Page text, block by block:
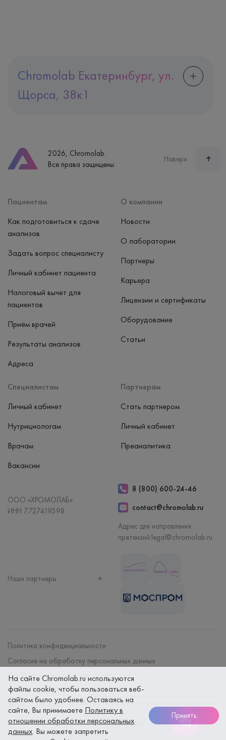
Chromolab Екатеринбург, ул.
Щорса, 38к1
Часы работы
пн-вс: 7:30-15:00
2026, Chromolab.
Все права защищены.
Наверх
Пациентам
Как подготовиться к сдаче
анализов
Задать вопрос специалисту
Личный кабинет пациента
Налоговый вычет для
пациентов
Приём врачей
Результаты анализов
Адреса
Специалистам
Личный кабинет
Нутрициологам
Врачам
Вакансии
Партнерам
Стать партнером
Личный кабинет
Преаналитика
О компании
Новости
О лаборатории
Партнеры
Карьера
Лицензии и сертификаты
Оборудование
Статьи
ООО «ХРОМОЛАБ»
ИНН 7727419598
8 (800) 600-24-46
contact@chromolab.ru
Адрес для направления
претензий:legal@chromolab.ru
Наши партнеры
Политика конфиденциальности
Согласие на обработку персональных данных
Договор на оказание мед. услуг
Безопасность платежей гарантируется использованием SSL
протокола. Данные вашей банковской карты надежно защищены при
оплате онлайн
Сайт разработанmegaBit
На сайте Chromolab.ru используются
файлы cookie, чтобы пользоваться веб-
сайтом было удобнее. Оставаясь на
сайте, Вы принимаете Политику в
отношении обработки персональных
данных. Вы можете запретить
Принять